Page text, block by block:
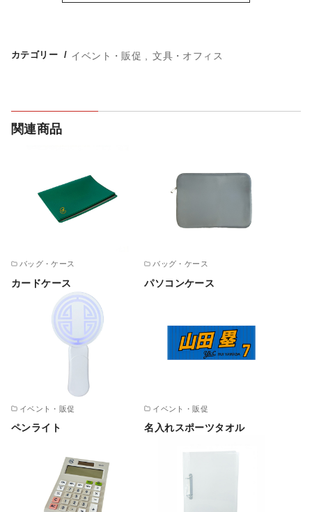
カテゴリー イベント・販促 文具・オフィス
バッグ・ケース
カードケース
バッグ・ケース
パソコンケース
イベント・販促
ペンライト
イベント・販促
名入れスポーツタオル